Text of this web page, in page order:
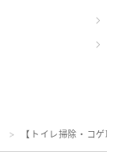
＞ 【トイレ掃除・コゲ